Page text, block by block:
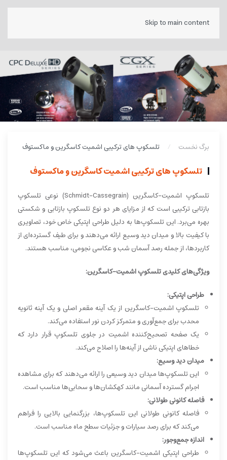
Skip to main content
برگ نخست تلسکوپ های ترکیبی اشمیت کاسگرین و ماکستوف
تلسکوپ های ترکیبی اشمیت کاسگرین و ماکستوف
تلسکوپ اشمیت-کاسگرین (Schmidt-Cassegrain) نوعی تلسکوپ
بازتابی ترکیبی است که از مزایای هر دو نوع تلسکوپ بازتابی و شکستی
بهره می‌برد. این تلسکوپ‌ها به دلیل طراحی اپتیکی خاص خود، تصاویری
با کیفیت بالا و میدان دید وسیع ارائه می‌دهند و برای طیف گسترده‌ای از
کاربردها، از جمله رصد آسمان شب و عکاسی نجومی، مناسب هستند.
ویژگی‌های کلیدی تلسکوپ اشمیت-کاسگرین:
طراحی اپتیکی:
تلسکوپ اشمیت-کاسگرین از یک آینه مقعر اصلی و یک آینه ثانویه
محدب برای جمع‌آوری و متمرکز کردن نور استفاده می‌کند.
یک صفحه تصحیح‌کننده اشمیت در جلوی تلسکوپ قرار دارد که
خطاهای اپتیکی ناشی از آینه‌ها را اصلاح می‌کند.
میدان دید وسیع:
این تلسکوپ‌ها میدان دید وسیعی را ارائه می‌دهند که برای مشاهده
اجرام گسترده آسمانی مانند کهکشان‌ها و سحابی‌ها مناسب است.
فاصله کانونی طولانی:
فاصله کانونی طولانی این تلسکوپ‌ها، بزرگنمایی بالایی را فراهم
می‌کند که برای رصد سیارات و جزئیات سطح ماه مناسب است.
اندازه جمع‌وجور:
طراحی اپتیکی اشمیت-کاسگرین باعث می‌شود که این تلسکوپ‌ها